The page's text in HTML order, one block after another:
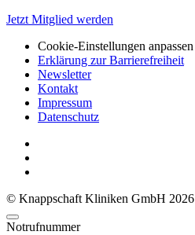
Jetzt Mitglied werden
Cookie-Einstellungen anpassen
Erklärung zur Barrierefreiheit
Newsletter
Kontakt
Impressum
Datenschutz
© Knappschaft Kliniken GmbH 2026
Notrufnummer